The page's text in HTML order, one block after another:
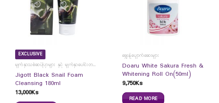
EXCLUSIVE
မျက်နှာသစ်ဆပ်ပြာများ နှင့် မျက်နှာပေါင်းတင်ကပ်ခွာများ
Jigott Black Snail Foam
Cleansing 180ml
13,000Ks
ချွေးနံ့ပျောက်ဆေးများ
Doaru White Sakura Fresh &
Whitening Roll On(50ml)
9,750Ks
READ MORE